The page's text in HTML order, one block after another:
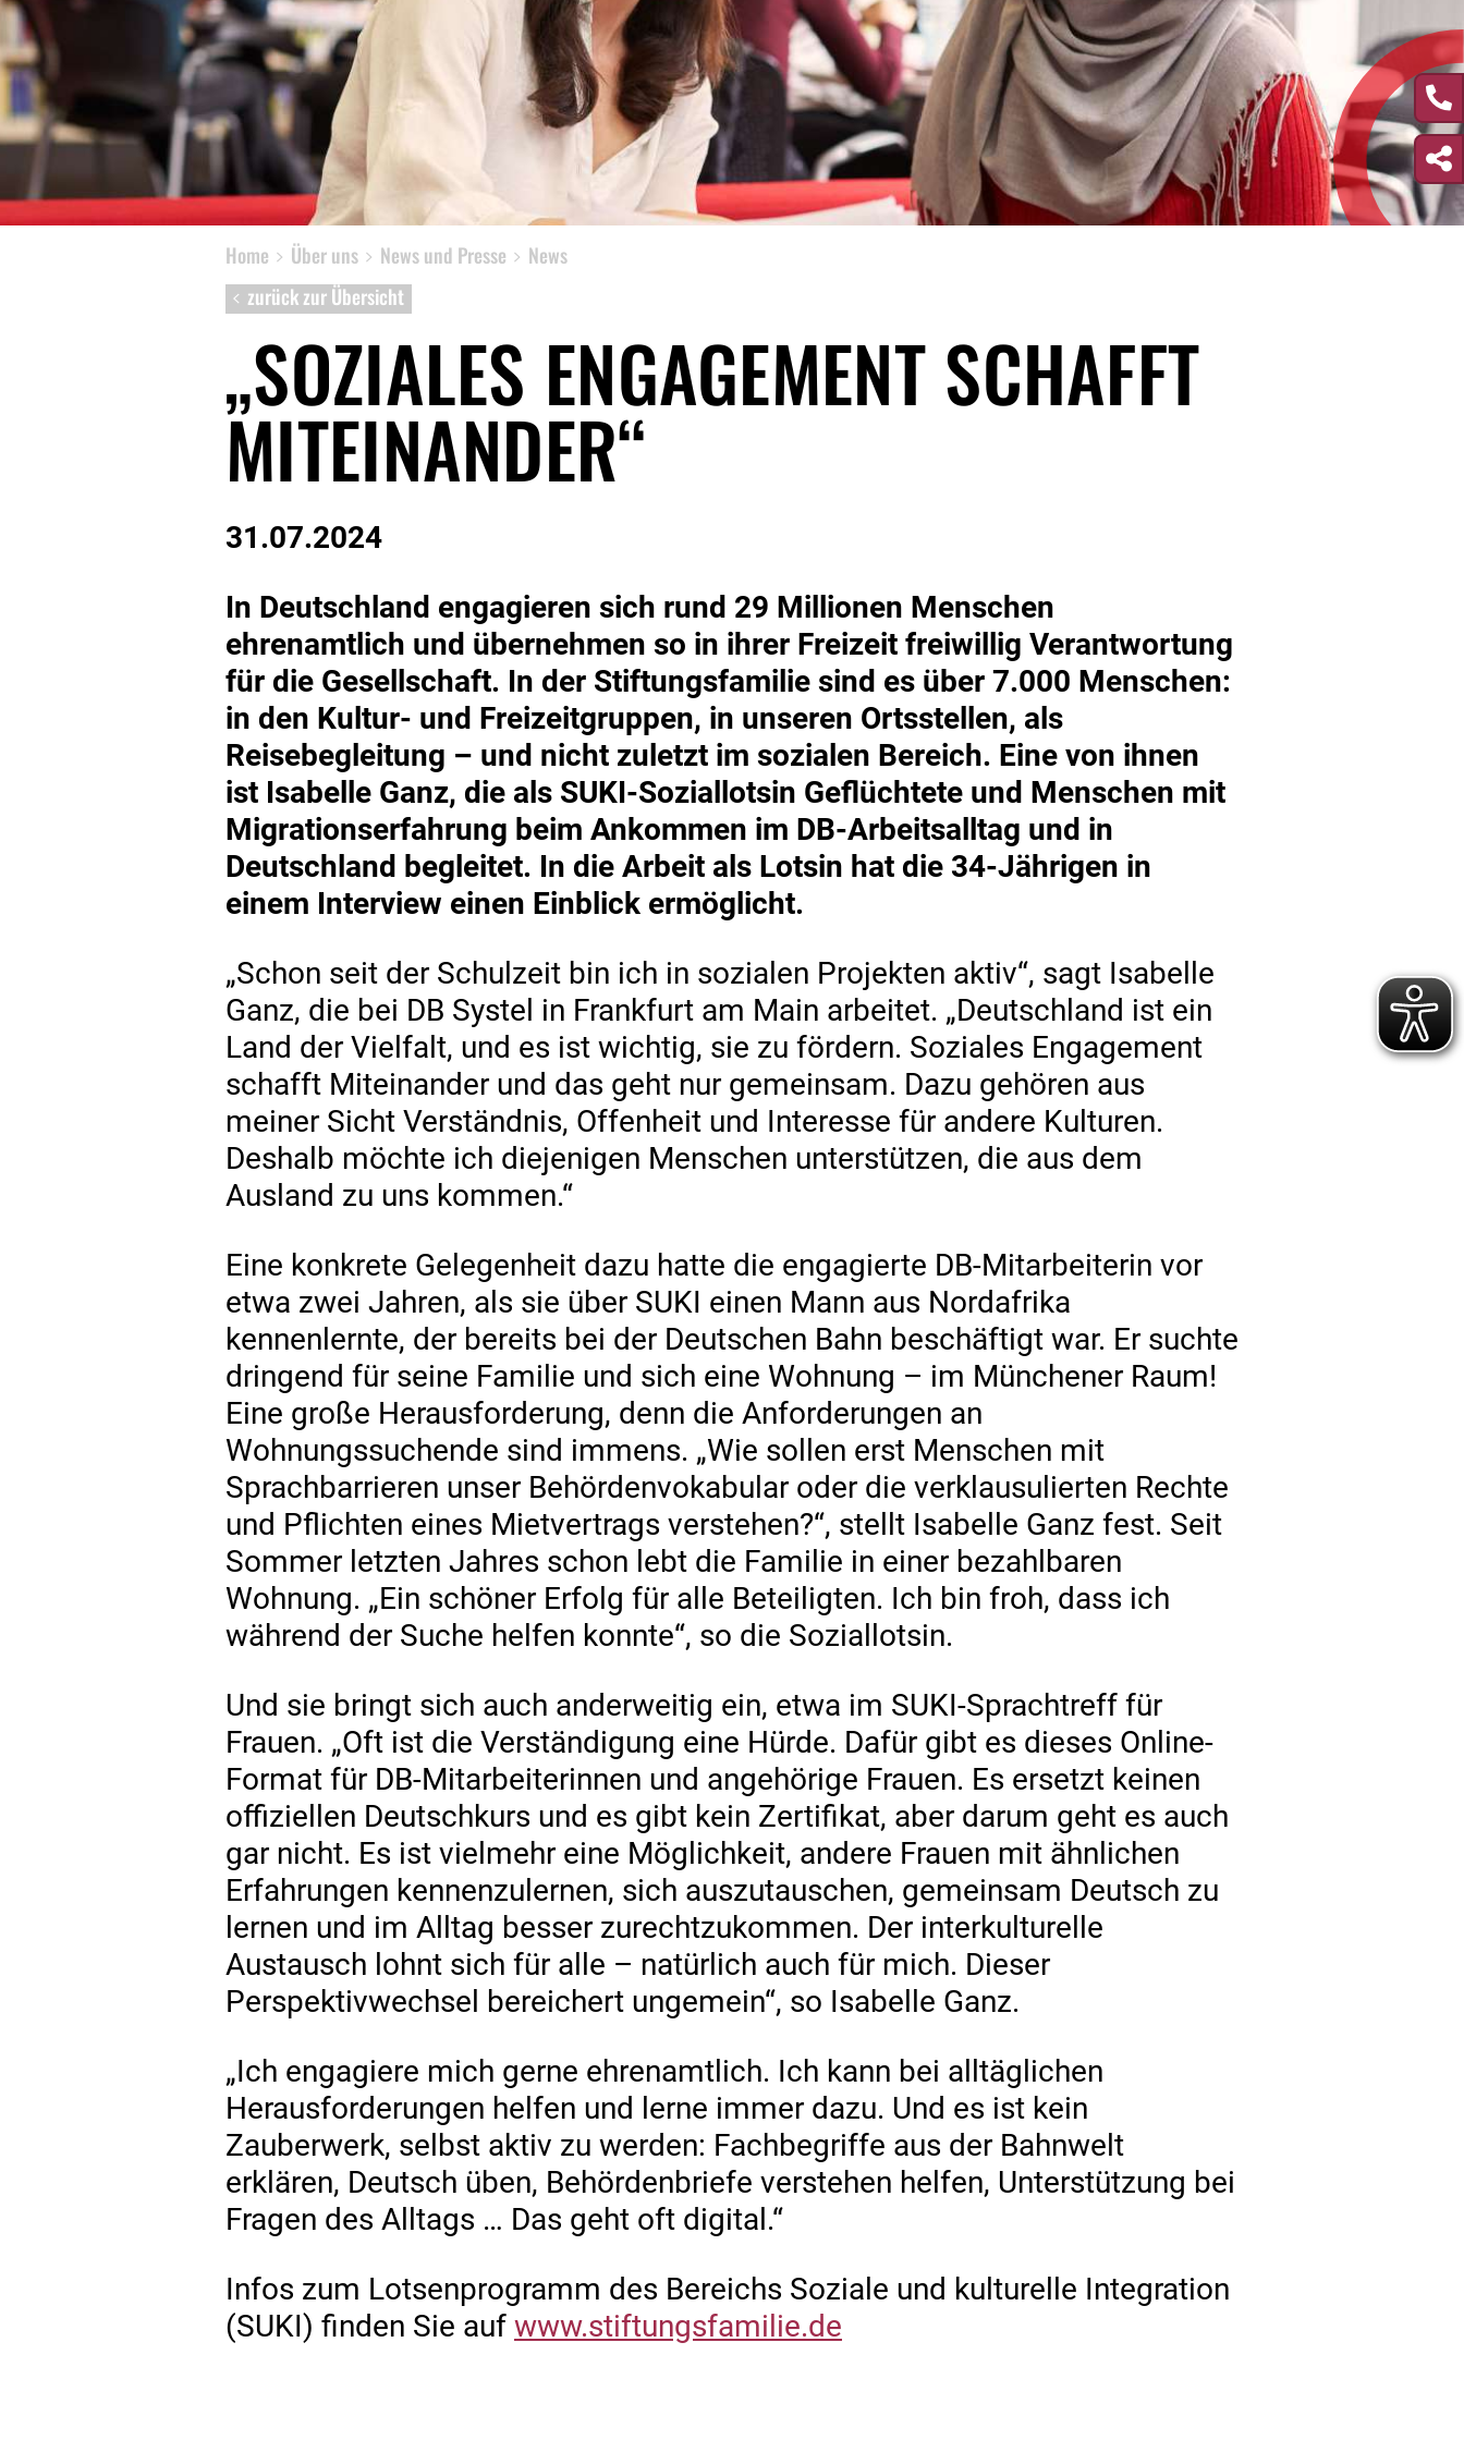
News
Presse
Home Über uns News und Presse
News
zurück zur Übersicht
„SOZIALES ENGAGEMENT SCHAFFT
MITEINANDER“
31.07.2024
In Deutschland engagieren sich rund 29 Millionen Menschen
ehrenamtlich und übernehmen so in ihrer Freizeit freiwillig Verantwortung
für die Gesellschaft. In der Stiftungsfamilie sind es über 7.000 Menschen:
in den Kultur- und Freizeitgruppen, in unseren Ortsstellen, als
Reisebegleitung – und nicht zuletzt im sozialen Bereich. Eine von ihnen
ist Isabelle Ganz, die als SUKI-Soziallotsin Geflüchtete und Menschen mit
Migrationserfahrung beim Ankommen im DB-Arbeitsalltag und in
Deutschland begleitet. In die Arbeit als Lotsin hat die 34-Jährigen in
einem Interview einen Einblick ermöglicht.
„Schon seit der Schulzeit bin ich in sozialen Projekten aktiv“, sagt Isabelle
Ganz, die bei DB Systel in Frankfurt am Main arbeitet. „Deutschland ist ein
Land der Vielfalt, und es ist wichtig, sie zu fördern. Soziales Engagement
schafft Miteinander und das geht nur gemeinsam. Dazu gehören aus
meiner Sicht Verständnis, Offenheit und Interesse für andere Kulturen.
Deshalb möchte ich diejenigen Menschen unterstützen, die aus dem
Ausland zu uns kommen.“
Eine konkrete Gelegenheit dazu hatte die engagierte DB-Mitarbeiterin vor
etwa zwei Jahren, als sie über SUKI einen Mann aus Nordafrika
kennenlernte, der bereits bei der Deutschen Bahn beschäftigt war. Er suchte
dringend für seine Familie und sich eine Wohnung – im Münchener Raum!
Eine große Herausforderung, denn die Anforderungen an
Wohnungssuchende sind immens. „Wie sollen erst Menschen mit
Sprachbarrieren unser Behördenvokabular oder die verklausulierten Rechte
und Pflichten eines Mietvertrags verstehen?“, stellt Isabelle Ganz fest. Seit
Sommer letzten Jahres schon lebt die Familie in einer bezahlbaren
Wohnung. „Ein schöner Erfolg für alle Beteiligten. Ich bin froh, dass ich
während der Suche helfen konnte“, so die Soziallotsin.
Und sie bringt sich auch anderweitig ein, etwa im SUKI-Sprachtreff für
Frauen. „Oft ist die Verständigung eine Hürde. Dafür gibt es dieses Online-
Format für DB-Mitarbeiterinnen und angehörige Frauen. Es ersetzt keinen
offiziellen Deutschkurs und es gibt kein Zertifikat, aber darum geht es auch
gar nicht. Es ist vielmehr eine Möglichkeit, andere Frauen mit ähnlichen
Erfahrungen kennenzulernen, sich auszutauschen, gemeinsam Deutsch zu
lernen und im Alltag besser zurechtzukommen. Der interkulturelle
Austausch lohnt sich für alle – natürlich auch für mich. Dieser
Perspektivwechsel bereichert ungemein“, so Isabelle Ganz.
„Ich engagiere mich gerne ehrenamtlich. Ich kann bei alltäglichen
Herausforderungen helfen und lerne immer dazu. Und es ist kein
Zauberwerk, selbst aktiv zu werden: Fachbegriffe aus der Bahnwelt
erklären, Deutsch üben, Behördenbriefe verstehen helfen, Unterstützung bei
Fragen des Alltags … Das geht oft digital.“
Infos zum Lotsenprogramm des Bereichs Soziale und kulturelle Integration
(SUKI) finden Sie auf www.stiftungsfamilie.de